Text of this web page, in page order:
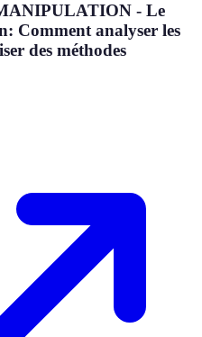
- Le
Comment analyser les
des méthodes